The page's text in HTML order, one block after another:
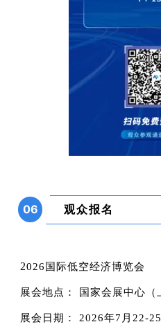
06 观众报名
2026国际低空经济博览会
展会地点： 国家会展中心（
展会日期： 2026年7月22-25